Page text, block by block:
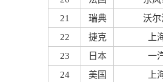
21
瑞典
沃尔
22
捷克
上
23
日本
一
24
美国
上